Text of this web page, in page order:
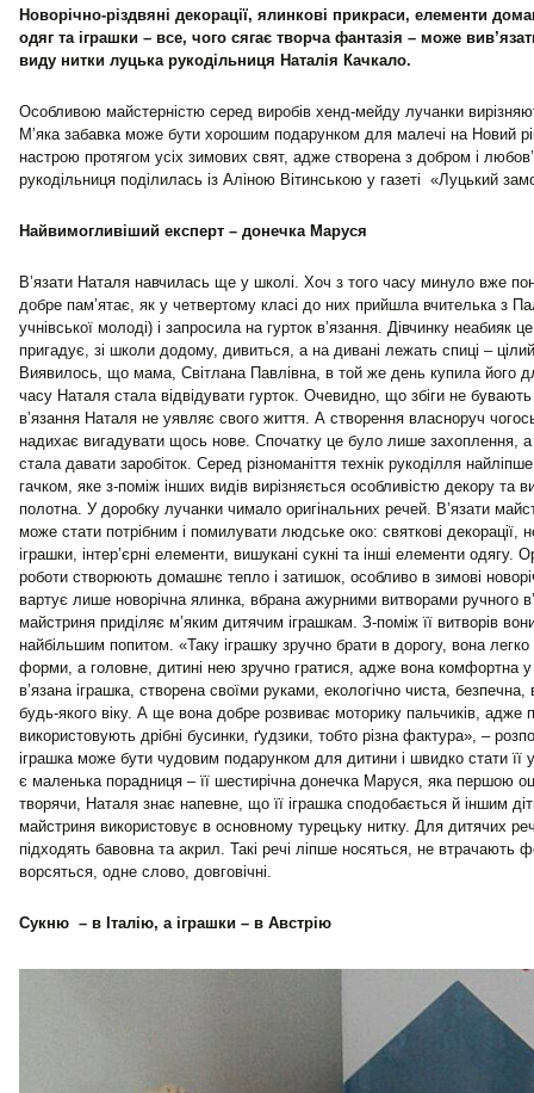
Новорічно-різдвяні декорації, ялинкові прикраси, елементи
одяг та іграшки – все, чого сягає творча фантазія – може
виду нитки луцька рукодільниця Наталія Качкало.
Особливою майстерністю серед виробів хенд-мейду лучанки
М’яка забавка може бути хорошим подарунком для малечі на Новий
настрою протягом усіх зимових свят, адже створена з добром і
рукодільниця поділилась із Аліною Вітинською у газеті «Луцький
Найвимогливіший експерт – донечка Маруся
В’язати Наталя навчилась ще у школі. Хоч з того часу минуло вже
добре пам’ятає, як у четвертому класі до них прийшла вчителька з
учнівської молоді) і запросила на гурток в’язання. Дівчинку неабияк
пригадує, зі школи додому, дивиться, а на дивані лежать спиці – цілий
Виявилось, що мама, Світлана Павлівна, в той же день купила його
часу Наталя стала відвідувати гурток. Очевидно, що збіги не
в’язання Наталя не уявляє свого життя. А створення власноруч
надихає вигадувати щось нове. Спочатку це було лише захоплення,
стала давати заробіток. Серед різноманіття технік рукоділля
гачком, яке з-поміж інших видів вирізняється особливістю декору та
полотна. У доробку лучанки чимало оригінальних речей. В’язати
може стати потрібним і помилувати людське око: святкові декорації,
іграшки, інтер’єрні елементи, вишукані сукні та інші елементи одягу.
роботи створюють домашнє тепло і затишок, особливо в зимові
вартує лише новорічна ялинка, вбрана ажурними витворами ручного
майстриня приділяє м’яким дитячим іграшкам. З-поміж її витворів
найбільшим попитом. «Таку іграшку зручно брати в дорогу, вона
форми, а головне, дитині нею зручно гратися, адже вона комфортна у
в’язана іграшка, створена своїми руками, екологічно чиста, безпечна,
будь-якого віку. А ще вона добре розвиває моторику пальчиків, адже
використовують дрібні бусинки, ґудзики, тобто різна фактура», –
іграшка може бути чудовим подарунком для дитини і швидко стати
є маленька порадниця – її шестирічна донечка Маруся, яка першою
творячи, Наталя знає напевне, що її іграшка сподобається й іншим
майстриня використовує в основному турецьку нитку. Для дитячих
підходять бавовна та акрил. Такі речі ліпше носяться, не втрачають
ворсяться, одне слово, довговічні.
Сукню – в Італію, а іграшки – в Австрію